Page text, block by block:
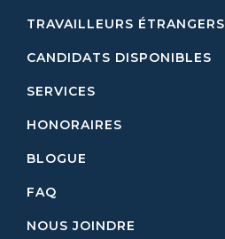
TRAVAILLEURS ÉTRANGERS
CANDIDATS DISPONIBLES
SERVICES
HONORAIRES
BLOGUE
FAQ
NOUS JOINDRE